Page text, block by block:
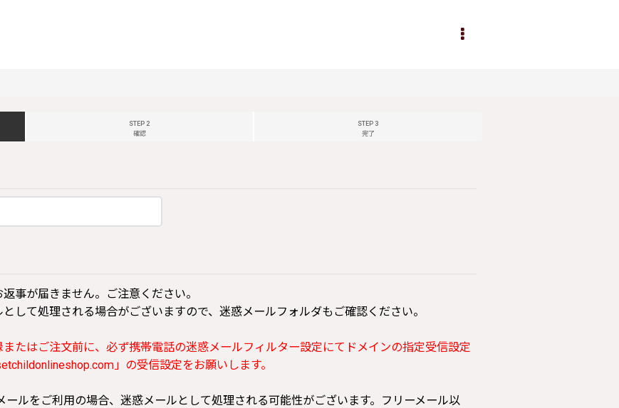
STEP 2
確認
STEP 3
完了
事が届きません。ご注意ください。
して処理される場合がございますので、迷惑メールフォルダもご確認ください。
たはご注文前に、必ず携帯電話の迷惑メールフィルター設定にてドメインの指定受信設定
」の受信設定をお願いします。
ールをご利用の場合、迷惑メールとして処理される可能性がございます。フリーメール以